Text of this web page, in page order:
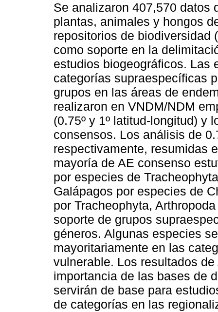
Se analizaron 407,570 datos
plantas, animales y hongos
repositorios de biodiversidad
como soporte en la
estudios biogeográficos. Las
categorías supraespecíficas
grupos en las áreas de
realizaron en VNDM/NDM
(0.75º y 1º latitud-longitud) y
consensos. Los análisis de
respectivamente, resumidas
mayoría de AE consenso
por especies de
Galápagos por especies de
por Tracheophyta,
soporte de grupos
géneros. Algunas especies
mayoritariamente en las
vulnerable. Los resultados
importancia de las bases de
servirán de base para
de categorías en las